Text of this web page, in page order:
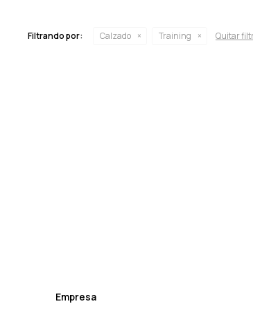
Filtrando por: Calzado Training Quitar
Empresa